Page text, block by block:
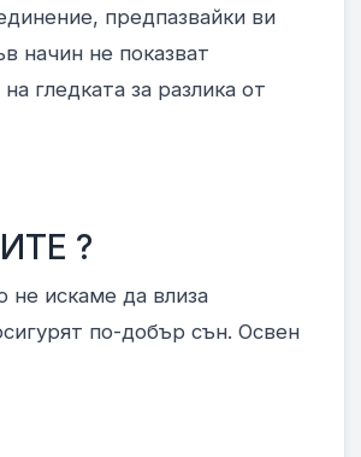
предпазвайки ви
начин не показват
гледката за разлика от
?
не искаме да влиза
по-добър сън. Освен